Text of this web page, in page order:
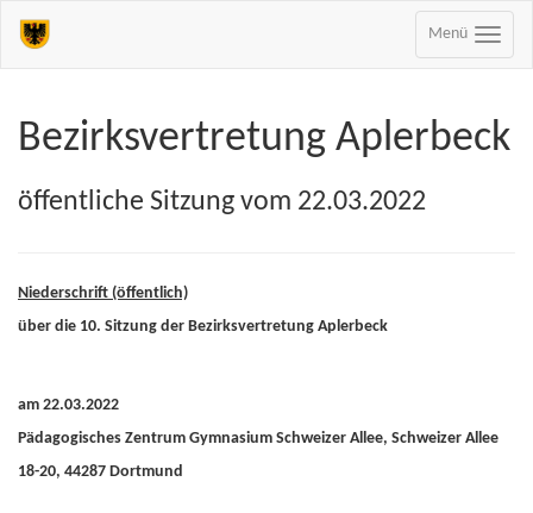
Menü
Bezirksvertretung Aplerbeck
öffentliche Sitzung vom 22.03.2022
Niederschrift (öffentlich)
über die 10. Sitzung der Bezirksvertretung Aplerbeck
am 22.03.2022
Pädagogisches Zentrum Gymnasium Schweizer Allee, Schweizer Allee
18-20, 44287 Dortmund